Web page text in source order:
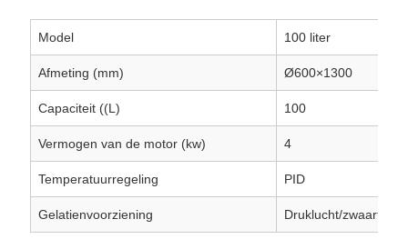
Model 100 liter
Afmeting (mm) Ø600×1300
Capaciteit ((L) 100
Vermogen van de motor (kw) 4
Temperatuurregeling PID
Gelatienvoorziening Druklucht/